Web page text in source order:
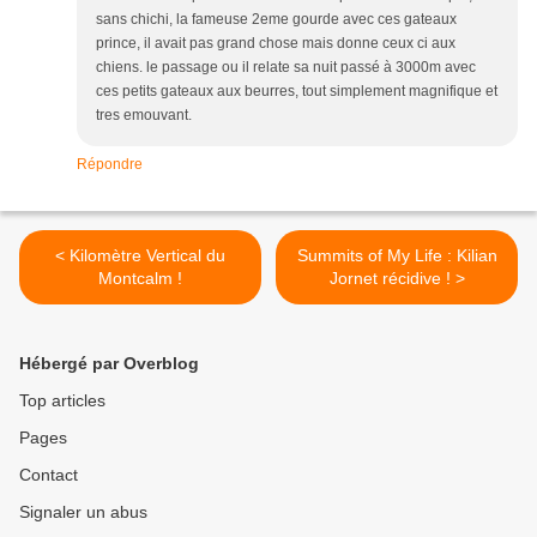
sans chichi, la fameuse 2eme gourde avec ces gateaux
prince, il avait pas grand chose mais donne ceux ci aux
chiens. le passage ou il relate sa nuit passé à 3000m avec
ces petits gateaux aux beurres, tout simplement magnifique et
tres emouvant.
Répondre
< Kilomètre Vertical du
Montcalm !
Summits of My Life : Kilian
Jornet récidive ! >
Hébergé par Overblog
Top articles
Pages
Contact
Signaler un abus